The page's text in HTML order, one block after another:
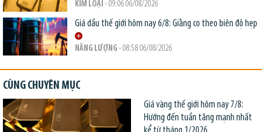
KIM LOẠI - 09:06 06/08/2026
Giá dầu thế giới hôm nay 6/8: Giằng co theo biên độ hẹp
NĂNG LƯỢNG - 08:58 06/08/2026
CÙNG CHUYÊN MỤC
Giá vàng thế giới hôm nay 7/8:
Hướng đến tuần tăng mạnh nhất